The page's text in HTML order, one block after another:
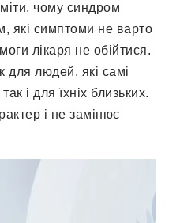
чому синдром
які симптоми не варто
лікаря не обійтися.
для людей, які самі
і для їхніх близьких.
і не замінює